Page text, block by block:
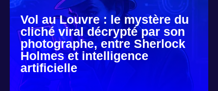
Vol au Louvre : le mystère du
cliché viral décrypté par son
photographe, entre Sherlock
Holmes et intelligence
artificielle